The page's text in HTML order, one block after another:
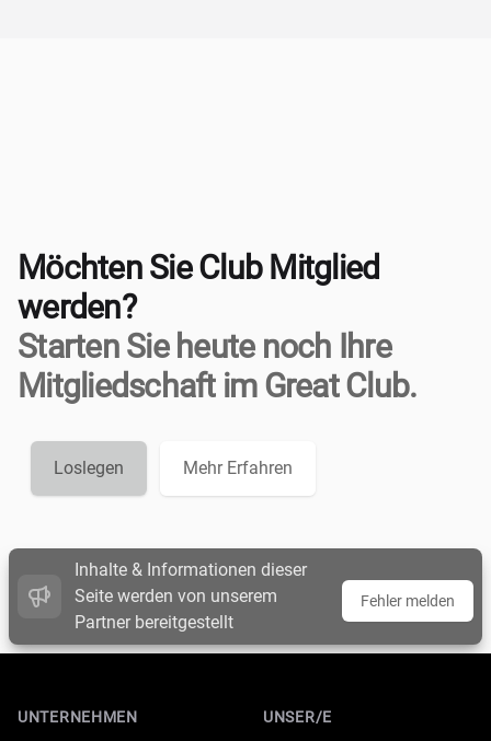
Möchten Sie Club Mitglied
werden?
Starten Sie heute noch Ihre
Mitgliedschaft im Great Club.
Loslegen Mehr Erfahren
Inhalte & Informationen dieser
Seite werden von unserem
Partner bereitgestellt
Fehler melden
UNTERNEHMEN UNSER/E